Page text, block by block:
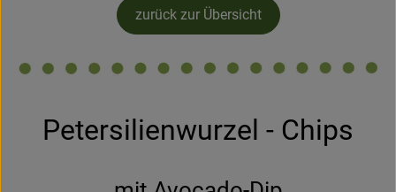
Über den Tag
zurück zur Übersicht
Petersilienwurzel - Chips